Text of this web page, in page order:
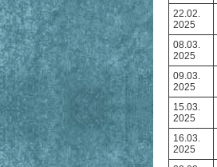
22.02.
2025
08.03.
2025
09.03.
2025
15.03.
2025
16.03.
2025